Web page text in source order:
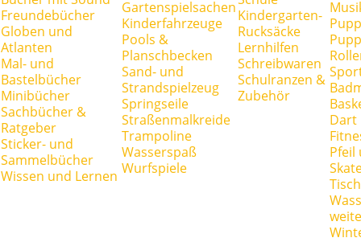
Freundebücher
Globen und
Atlanten
Mal- und
Bastelbücher
Minibücher
Sachbücher &
Ratgeber
Sticker- und
Sammelbücher
Wissen und Lernen
Gartenspielsachen
Kinderfahrzeuge
Pools &
Planschbecken
Sand- und
Strandspielzeug
Springseile
Straßenmalkreide
Trampoline
Wasserspaß
Wurfspiele
Kindergarten-
Rucksäcke
Lernhilfen
Schreibwaren
Schulranzen &
Zubehör
Dart
Pfeil